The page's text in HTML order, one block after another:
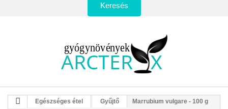
Keresés
Egészséges étel Gyűjtő
Marrubium vulgare - 100 g